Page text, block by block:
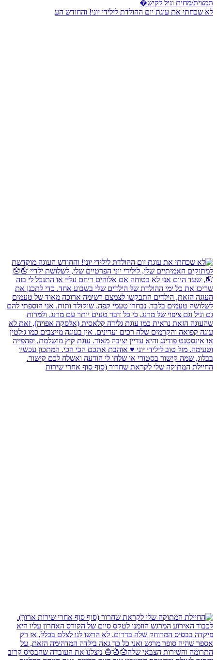
לא שכחתי את עוגת יום ההולדת לילידי יוני! והחודש הע
החיילת המתוקה שלי לקראת שחרור (סוף סוף אחרי שירות